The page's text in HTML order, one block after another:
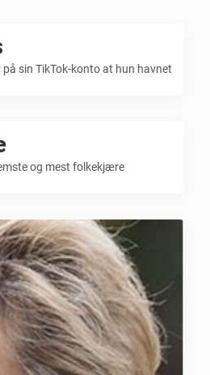
sin TikTok-konto at hun havnet
og mest folkekjære